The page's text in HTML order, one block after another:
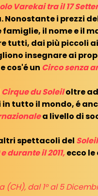
Varekai tra il 17
i prezzi
il nome e il
tutti, dai più piccoli
insegnare ai
cos'é un Circo senza
Cirque du Soleiloltre
tutto il mondo, é
a livello di
spettacoli del
e durante il 2011,ecco le
(CH), dal 1° al 5